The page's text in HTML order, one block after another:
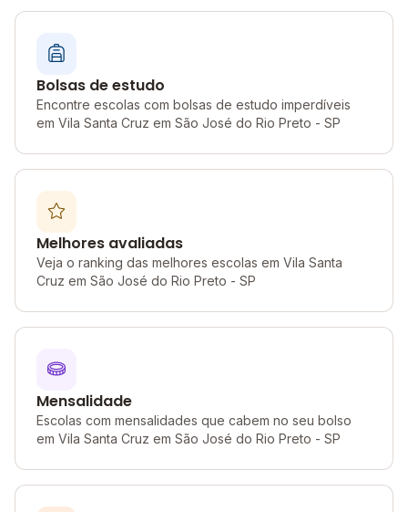
Bolsas de estudo
Encontre escolas com bolsas de estudo imperdíveis
em Vila Santa Cruz em São José do Rio Preto - SP
Melhores avaliadas
Veja o ranking das melhores escolas em Vila Santa
Cruz em São José do Rio Preto - SP
Mensalidade
Escolas com mensalidades que cabem no seu bolso
em Vila Santa Cruz em São José do Rio Preto - SP